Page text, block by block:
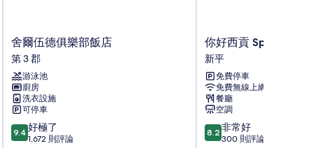
舍
爾
伍
德
俱
樂
部
飯
店
舍爾伍德俱樂部飯店
第 3 郡
游泳池
廚房
洗衣設施
可停車
9.4
分，
9.4 好極了
1,672 則評論
你
好
西
貢
Spa
飯
店
新
平
你好西貢 Spa 飯店
新平
免費停車
免費無線上網
餐廳
空調
8.2
分，
8.2 非常好
300 則評論